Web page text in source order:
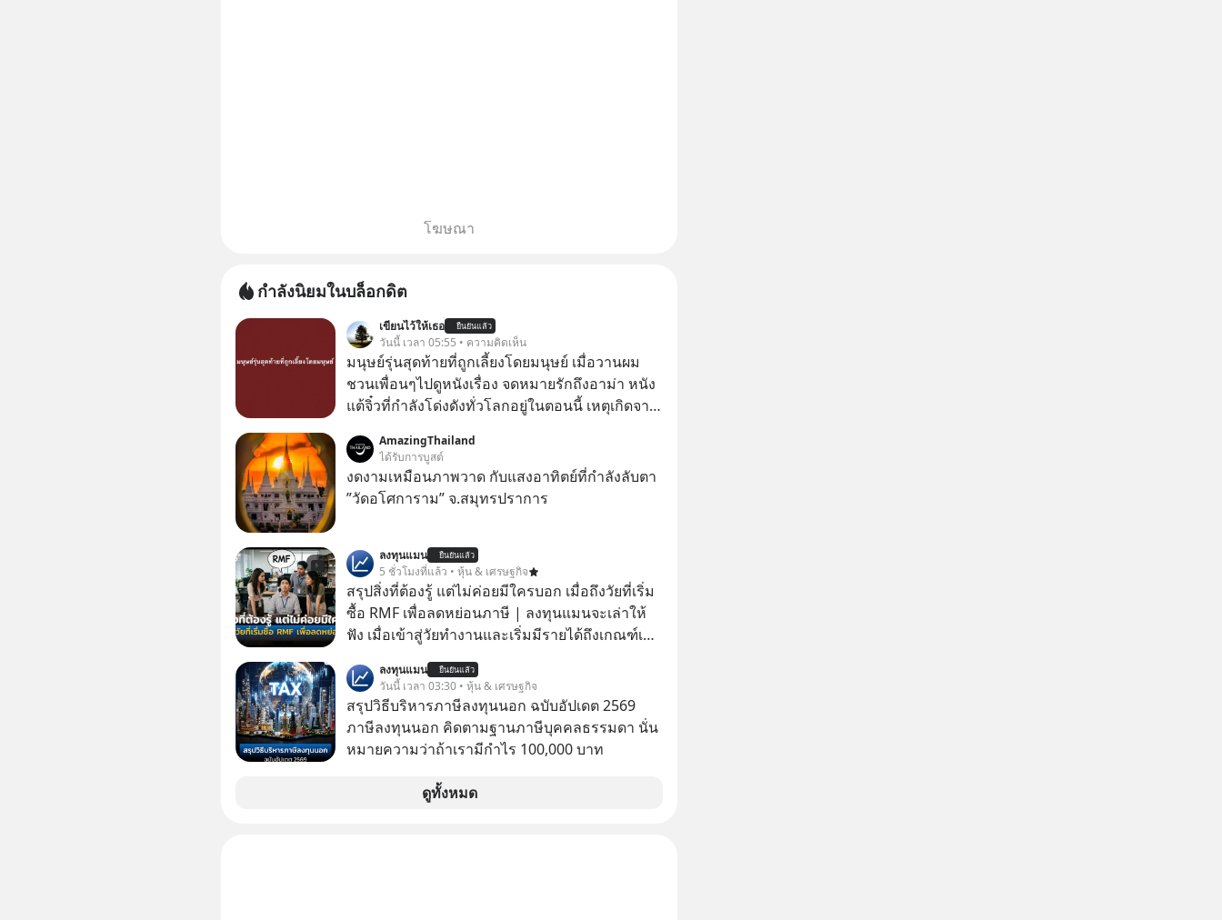
โฆษณา
กำลังนิยมในบล็อกดิต
เขียนไว้ให้เธอ ยืนยันแล้ว
วันนี้ เวลา 05:55 • ความคิดเห็น
มนุษย์รุ่นสุดท้ายที่ถูกเลี้ยงโดยมนุษย์ เมื่อวานผม
ชวนเพื่อนๆไปดูหนังเรื่อง จดหมายรักถึงอาม่า หนัง
แต้จิ๋วที่กำลังโด่งดังทั่วโลกอยู่ในตอนนี้ เหตุเกิดจาก
อยากดูมาก ด้วยเพราะว่าอากงก็มาจากเมืองจีน ป๊า
ก็พูดแต้จิ๋วได้ มีเรื่องราวมีความผูกพันที่ได้ยินตั้งแต่
เด็ก
AmazingThailand
ได้รับการบูสต์
งดงามเหมือนภาพวาด กับแสงอาทิตย์ที่กำลังลับตา
”วัดอโศการาม” จ.สมุทรปราการ
ลงทุนแมน ยืนยันแล้ว
5 ชั่วโมงที่แล้ว • หุ้น & เศรษฐกิจ
สรุปสิ่งที่ต้องรู้ แต่ไม่ค่อยมีใครบอก เมื่อถึงวัยที่เริ่ม
ซื้อ RMF เพื่อลดหย่อนภาษี | ลงทุนแมนจะเล่าให้
ฟัง เมื่อเข้าสู่วัยทำงานและเริ่มมีรายได้ถึงเกณฑ์เสีย
เพราะนอกจากจะช่วยลดหย่อนภาษีได้แล้ว ยังเป็น
โอกาสในการสร้างความมั่งคั่งระยะยาว แต่น้อยคน
นักที่จะลงลึกว่า ถ้าลงทุนใน RMF ควรรู้ อะไรบ้าง
ควรดู ตรงไหน ทำอย่างไร ถึงจะดีกับเรา แล้วเรา
ต่อได้จริง ๆ ลงทุนแมนจะเล่าให้ฟัง
ลงทุนแมน ยืนยันแล้ว
วันนี้ เวลา 03:30 • หุ้น & เศรษฐกิจ
สรุปวิธีบริหารภาษีลงทุนนอก ฉบับอัปเดต 2569
ภาษีลงทุนนอก คิดตามฐานภาษีบุคคลธรรมดา นั่น
หมายความว่าถ้าเรามีกำไร 100,000 บาท
ดูทั้งหมด